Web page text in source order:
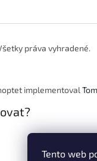
Tento web
práva vyhradené.
implementoval